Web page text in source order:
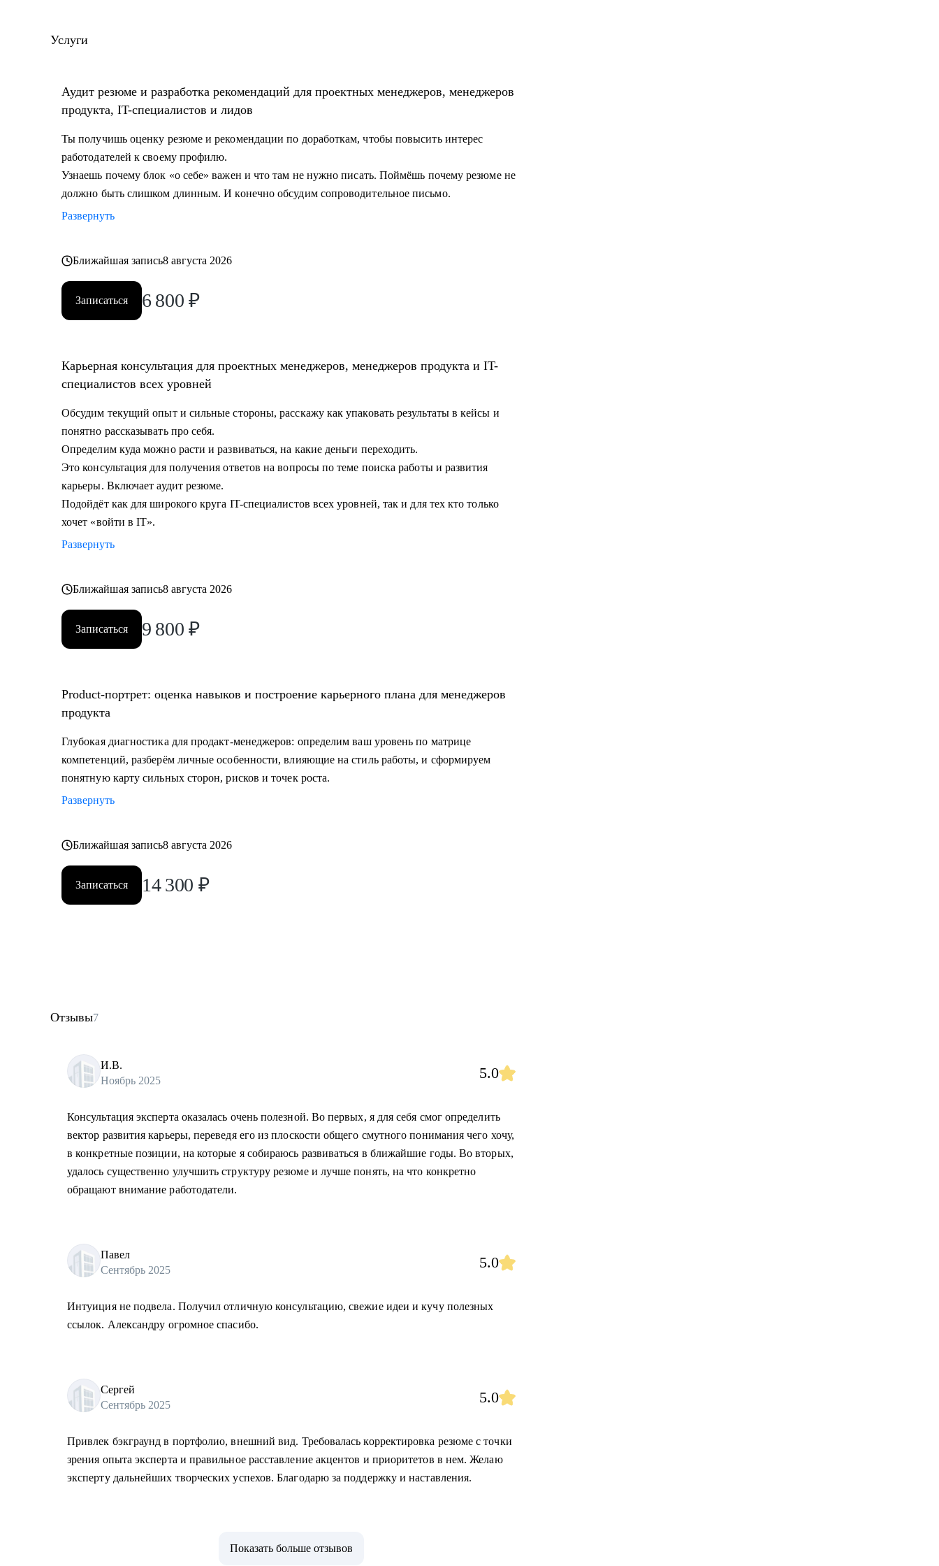
управление» для МИТУ
• Составить эффективное резюме
• Подготовиться к собеседованию в компанию
• Сформировать карьерную цель и определить стратегию её достижения
• Разобрать любой продуктовый, управленческий или бизнес кейс
• Дам рекомендации по управлению командой и её развитию
• Начинающим и опытным управленцам
• Менеджерам продуктов, разработчикам, тестировщикам, проектным менеджерам
• Тем, кто хочет сменить направление развития своей карьеры
Услуги
Аудит резюме и разработка рекомендаций для проектных менеджеров, менеджеров
продукта, IT-специалистов и лидов
Ты получишь оценку резюме и рекомендации по доработкам, чтобы повысить интерес
работодателей к своему профилю.
Узнаешь почему блок «о себе» важен и что там не нужно писать. Поймёшь почему резюме не
должно быть слишком длинным. И конечно обсудим сопроводительное письмо.
Развернуть
Ближайшая запись8 августа 2026
Записаться 6 800 ₽
Карьерная консультация для проектных менеджеров, менеджеров продукта и IT-
специалистов всех уровней
Обсудим текущий опыт и сильные стороны, расскажу как упаковать результаты в кейсы и
понятно рассказывать про себя.
Определим куда можно расти и развиваться, на какие деньги переходить.
Это консультация для получения ответов на вопросы по теме поиска работы и развития
карьеры. Включает аудит резюме.
Подойдёт как для широкого круга IT-специалистов всех уровней, так и для тех кто только
хочет «войти в IT».
Развернуть
Ближайшая запись8 августа 2026
Записаться 9 800 ₽
Product‑портрет: оценка навыков и построение карьерного плана для менеджеров
продукта
Глубокая диагностика для продакт‑менеджеров: определим ваш уровень по матрице
компетенций, разберём личные особенности, влияющие на стиль работы, и сформируем
понятную карту сильных сторон, рисков и точек роста.
Развернуть
Ближайшая запись8 августа 2026
Записаться 14 300 ₽
Отзывы7
И.В.
Ноябрь 2025
5.0
Консультация эксперта оказалась очень полезной. Во первых, я для себя смог определить
вектор развития карьеры, переведя его из плоскости общего смутного понимания чего хочу,
в конкретные позиции, на которые я собираюсь развиваться в ближайшие годы. Во вторых,
удалось существенно улучшить структуру резюме и лучше понять, на что конкретно
обращают внимание работодатели.
Павел
Сентябрь 2025
5.0
Интуиция не подвела. Получил отличную консультацию, свежие идеи и кучу полезных
ссылок. Александру огромное спасибо.
Сергей
Сентябрь 2025
5.0
Привлек бэкграунд в портфолио, внешний вид. Требовалась корректировка резюме с точки
зрения опыта эксперта и правильное расставление акцентов и приоритетов в нем. Желаю
эксперту дальнейших творческих успехов. Благодарю за поддержку и наставления.
Показать больше отзывов